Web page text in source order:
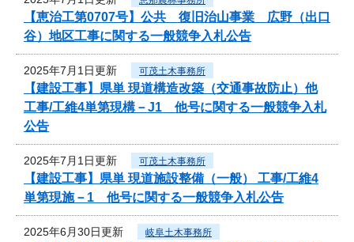
【恵治工第0707号】公共 復旧治山事業 広野（出口
谷）地区工事に関する一般競争入札公告
2025年7月1日更新 可茂土木事務所
【建設工事】県単 現道構造改築（交通事故防止）他
工事/工維4単第現構－J1 他号に関する一般競争入札
公告
2025年7月1日更新 可茂土木事務所
【建設工事】県単 現道施設整備（一般） 工事/工維4
単第現施－1 他号に関する一般競争入札公告
2025年6月30日更新 岐阜土木事務所